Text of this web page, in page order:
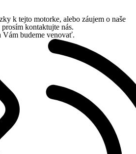
k tejto motorke, alebo záujem o naše
prosím kontaktujte nás.
Vám budeme venovať.